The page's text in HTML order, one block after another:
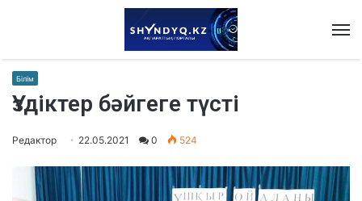
Білім
Үздіктер бәйгеге түсті
Редактор 22.05.2021 0 524